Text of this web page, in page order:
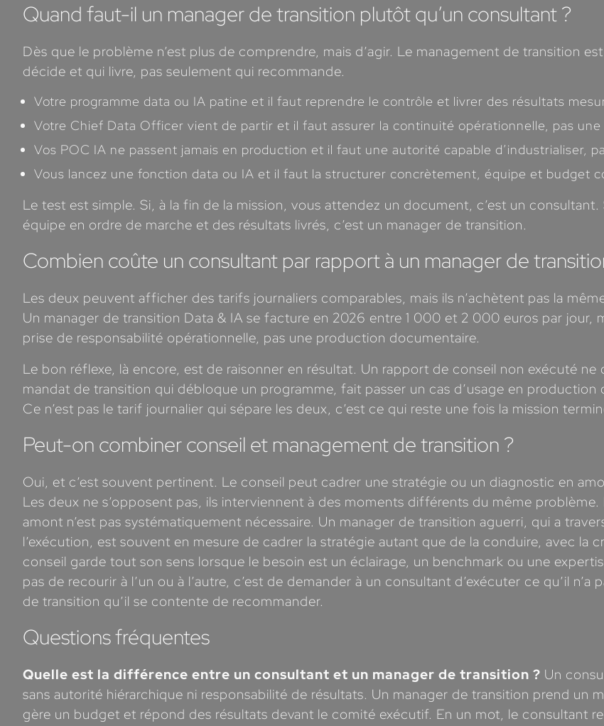
Quand faut-il un manager de transition plutôt qu’un consultant ?
Dès que le problème n’est plus de comprendre, mais d’agir. Le management de transition
décide et qui livre, pas seulement qui recommande.
Votre programme data ou IA patine et il faut reprendre le contrôle et livrer des résultats
Votre Chief Data Officer vient de partir et il faut assurer la continuité opérationnelle, pas une
Vos POC IA ne passent jamais en production et il faut une autorité capable d’industrialiser,
Vous lancez une fonction data ou IA et il faut la structurer concrètement, équipe et budget
Le test est simple. Si, à la fin de la mission, vous attendez un document, c’est un
équipe en ordre de marche et des résultats livrés, c’est un manager de transition.
Combien coûte un consultant par rapport à un manager de
Les deux peuvent afficher des tarifs journaliers comparables, mais ils n’achètent pas la
Un manager de transition Data & IA se facture en 2026 entre 1 000 et 2 000 euros par
prise de responsabilité opérationnelle, pas une production documentaire.
Le bon réflexe, là encore, est de raisonner en résultat. Un rapport de conseil non exécuté ne
mandat de transition qui débloque un programme, fait passer un cas d’usage en
Ce n’est pas le tarif journalier qui sépare les deux, c’est ce qui reste une fois la mission
Peut-on combiner conseil et management de transition ?
Oui, et c’est souvent pertinent. Le conseil peut cadrer une stratégie ou un diagnostic en
Les deux ne s’opposent pas, ils interviennent à des moments différents du même
amont n’est pas systématiquement nécessaire. Un manager de transition aguerri, qui a
l’exécution, est souvent en mesure de cadrer la stratégie autant que de la conduire, avec la
conseil garde tout son sens lorsque le besoin est un éclairage, un benchmark ou une
pas de recourir à l’un ou à l’autre, c’est de demander à un consultant d’exécuter ce qu’il
de transition qu’il se contente de recommander.
Questions fréquentes
Quelle est la différence entre un consultant et un manager de transition ? Un
sans autorité hiérarchique ni responsabilité de résultats. Un manager de transition prend un
gère un budget et répond des résultats devant le comité exécutif. En un mot, le consultant